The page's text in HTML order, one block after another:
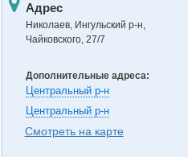
Адрес
Николаев, Ингульский р-н,
Чайковского, 27/7
Дополнительные адреса:
Центральный р-н
Центральный р-н
Смотреть на карте